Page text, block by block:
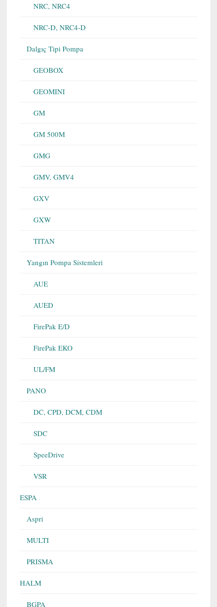
NRC, NRC4
NRC-D, NRC4-D
Dalgıç Tipi Pompa
GEOBOX
GEOMINI
GM
GM 500M
GMG
GMV, GMV4
GXV
GXW
TITAN
Yangın Pompa Sistemleri
AUE
AUED
FirePak E/D
FirePak EKO
UL/FM
PANO
DC, CPD, DCM, CDM
SDC
SpeeDrive
VSR
ESPA
Aspri
MULTI
PRISMA
HALM
BGPA